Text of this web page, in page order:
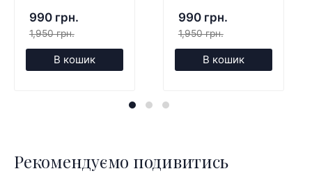
990 грн.
1,950 грн.
В кошик
990 грн.
1,950 грн.
В кошик
Рекомендуємо подивитись